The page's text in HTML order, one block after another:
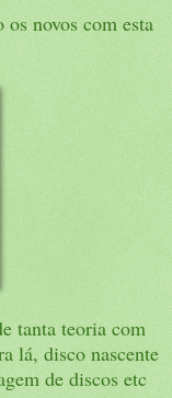
os novos com esta
tanta teoria com
lá, disco nascente
de discos etc